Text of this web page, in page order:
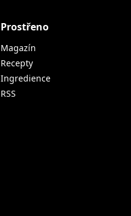
Prostřeno
Magazín
Recepty
Ingredience
RSS